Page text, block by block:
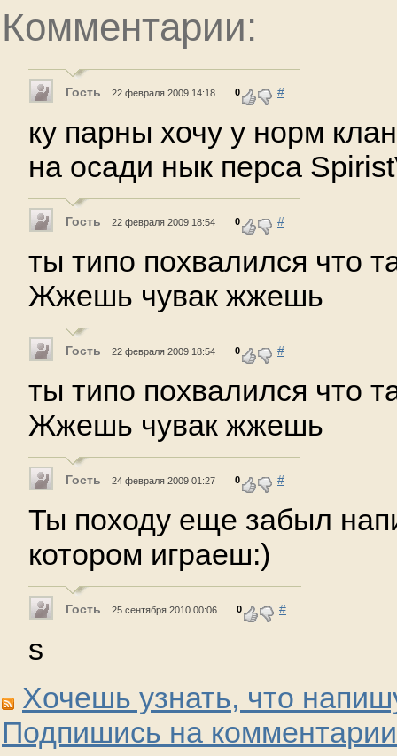
Комментарии:
Гость 22 февраля 2009 14:18 0 #
ку парны хочу у норм
на осади нык перса
Гость 22 февраля 2009 18:54 0 #
ты типо похвалился что
Жжешь чувак жжешь
Гость 22 февраля 2009 18:54 0 #
ты типо похвалился что
Жжешь чувак жжешь
Гость 24 февраля 2009 01:27 0 #
Ты походу еще забыл
котором играеш:)
Гость 25 сентября 2010 00:06 0 #
s
Хочешь узнать, что
Подпишись на